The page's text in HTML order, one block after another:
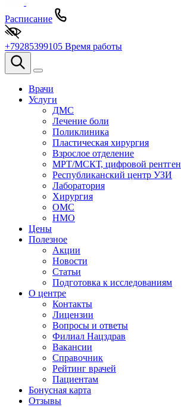
Расписание
+79285399105 Время работы
Врачи
Услуги
ДМС
Лечение боли
Поликлиника
Пластическая хирургия
Взрослое отделение
МРТ/МСКТ, цифровой рентген
Республиканский центр УЗИ
Лаборатория
Хирургия
ОМС
НМО
Цены
Полезное
Акции
Новости
Статьи
Подготовка к исследованиям
О центре
Контакты
Лицензии
Вопросы и ответы
Филиал Нацздрав
Вакансии
Справочник
Рейтинг врачей
Пациентам
Бонусная карта
Отзывы